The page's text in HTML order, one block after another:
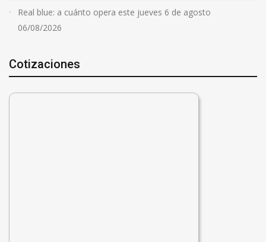
Real blue: a cuánto opera este jueves 6 de agosto
06/08/2026
Cotizaciones